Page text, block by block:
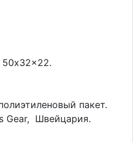
пакет.
Gear, ­ Швейцария.